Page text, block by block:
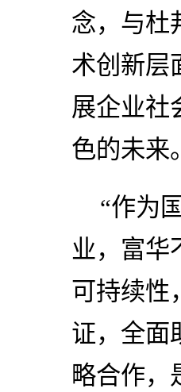
念，与杜
术创新层
展企业社
色的未来
“作为
业，富华
可持续性
证，全面
略合作，